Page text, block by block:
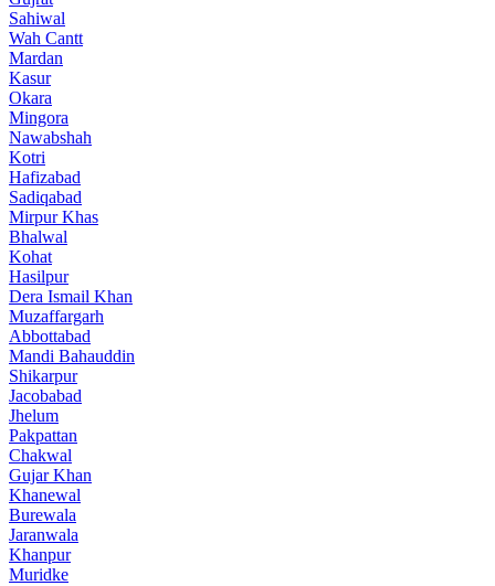
Sahiwal
Wah Cantt
Mardan
Kasur
Okara
Mingora
Nawabshah
Kotri
Hafizabad
Sadiqabad
Mirpur Khas
Bhalwal
Kohat
Hasilpur
Dera Ismail Khan
Muzaffargarh
Abbottabad
Mandi Bahauddin
Shikarpur
Jacobabad
Jhelum
Pakpattan
Chakwal
Gujar Khan
Khanewal
Burewala
Jaranwala
Khanpur
Muridke